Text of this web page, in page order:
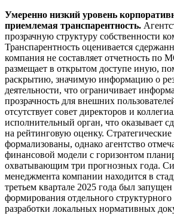
Умеренно низкий уровень
приемлемая транспарентность.
прозрачную структуру собственности
Транспарентность оценивается
компания не составляет отчетность по
размещает в открытом доступе иную,
раскрытию, значимую информацию о
деятельности, что ограничивает
прозрачность для внешних
отсутствует совет директоров и
исполнительный орган, что оказывает
на рейтинговую оценку.
формализованы, однако агентство
финансовой модели с горизонтом
охватывающим три прогнозных года.
менеджмента компании находится в
третьем квартале 2025 года был
формирования отдельного структурного
разработки локальных нормативных